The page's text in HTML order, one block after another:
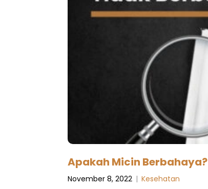
Apakah Micin Berbahaya?
November 8, 2022 | Kesehatan